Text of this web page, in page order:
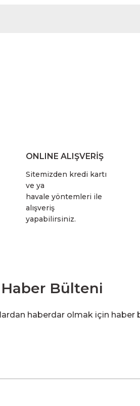
ONLINE ALIŞVERİŞ
Sitemizden kredi kartı
ve ya
havale yöntemleri ile
alışveriş
yapabilirsiniz.
Haber Bülteni
haberdar olmak için haber